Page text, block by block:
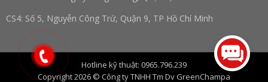
CS4: Số 5, Nguyễn Công Trứ, Quận 9, TP Hồ Chí Minh
CS5: Trấn Hậu Nghĩa, Huyện Đức Hoà, Tỉnh Long An, TP Hồ Chí
Minh
CS6: Số 16, Phường Trung Dũng, Đồng Nai, Tp. Hồ Chí Minh
Hotline kỹ thuật: 0965.796.239
Copyright 2026 © Công ty TNHH Tm Dv GreenChampa